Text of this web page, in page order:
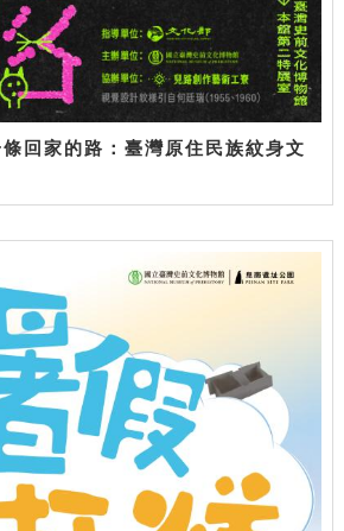
條回家的路：臺灣原住民族紋身文